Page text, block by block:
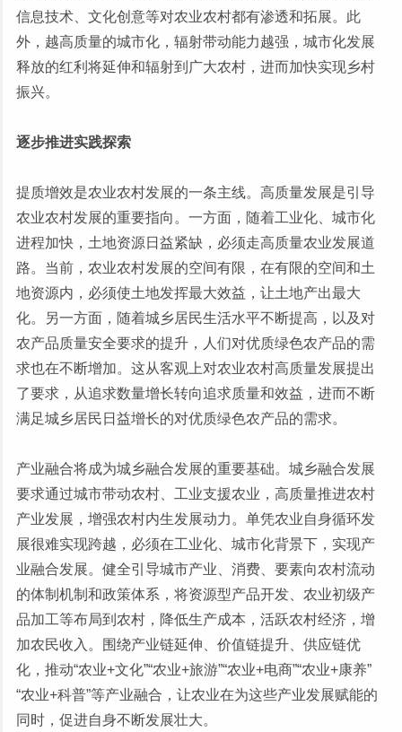
信息技术、文化创意等对农业农村都有渗透和拓展。此
外，越高质量的城市化，辐射带动能力越强，城市化发展
释放的红利将延伸和辐射到广大农村，进而加快实现乡村
振兴。
逐步推进实践探索
提质增效是农业农村发展的一条主线。高质量发展是引导
农业农村发展的重要指向。一方面，随着工业化、城市化
进程加快，土地资源日益紧缺，必须走高质量农业发展道
路。当前，农业农村发展的空间有限，在有限的空间和土
地资源内，必须使土地发挥最大效益，让土地产出最大
化。另一方面，随着城乡居民生活水平不断提高，以及对
农产品质量安全要求的提升，人们对优质绿色农产品的需
求也在不断增加。这从客观上对农业农村高质量发展提出
了要求，从追求数量增长转向追求质量和效益，进而不断
满足城乡居民日益增长的对优质绿色农产品的需求。
产业融合将成为城乡融合发展的重要基础。城乡融合发展
要求通过城市带动农村、工业支援农业，高质量推进农村
产业发展，增强农村内生发展动力。单凭农业自身循环发
展很难实现跨越，必须在工业化、城市化背景下，实现产
业融合发展。健全引导城市产业、消费、要素向农村流动
的体制机制和政策体系，将资源型产品开发、农业初级产
品加工等布局到农村，降低生产成本，活跃农村经济，增
加农民收入。围绕产业链延伸、价值链提升、供应链优
化，推动“农业+文化”“农业+旅游”“农业+电商”“农业+康养”
“农业+科普”等产业融合，让农业在为这些产业发展赋能的
同时，促进自身不断发展壮大。